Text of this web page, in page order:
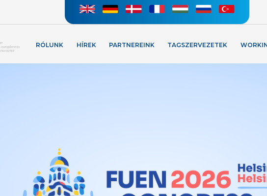
RÓLUNK HÍREK PARTNEREINK TAGSZERVEZETEK